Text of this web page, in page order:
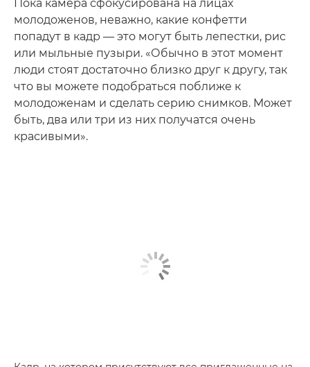
Пока камера сфокусирована на лицах
молодоженов, неважно, какие конфетти
попадут в кадр — это могут быть лепестки, рис
или мыльные пузыри. «Обычно в этот момент
люди стоят достаточно близко друг к другу, так
что вы можете подобраться поближе к
молодоженам и сделать серию снимков. Может
быть, два или три из них получатся очень
красивыми».